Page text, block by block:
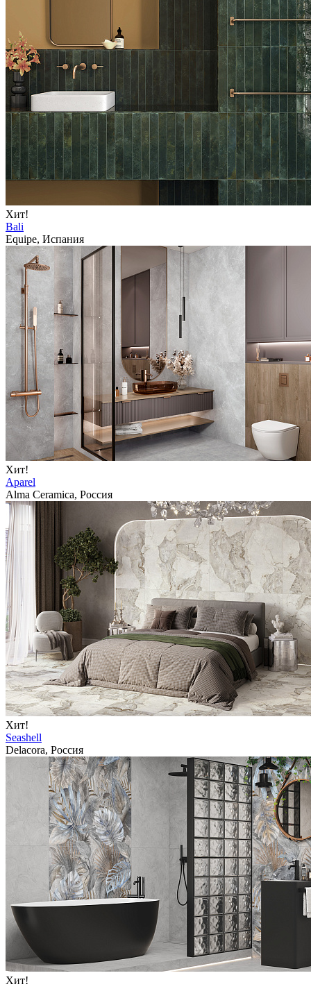
Хит!
Bali
Equipe, Испания
Хит!
Aparel
Alma Ceramica, Россия
Хит!
Seashell
Delacora, Россия
Хит!